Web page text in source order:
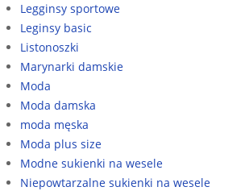
Legginsy sportowe
Leginsy basic
Listonoszki
Marynarki damskie
Moda
Moda damska
moda męska
Moda plus size
Modne sukienki na wesele
Niepowtarzalne sukienki na wesele